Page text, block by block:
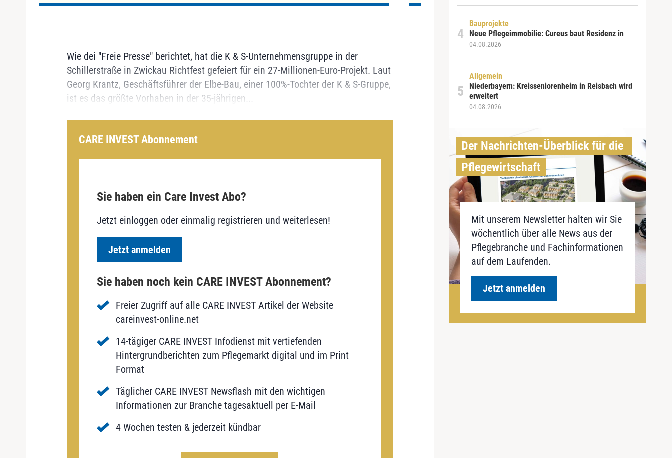
-
Wie dei "Freie Presse" berichtet, hat die K & S-Unternehmensgruppe in der
Schillerstraße in Zwickau Richtfest gefeiert für ein 27-Millionen-Euro-Projekt. Laut
Georg Krantz, Geschäftsführer der Elbe-Bau, einer 100%-Tochter der K & S-Gruppe,
ist es das größte Vorhaben in der 35-jährigen...
CARE INVEST Abonnement
Sie haben ein Care Invest Abo?
Jetzt einloggen oder einmalig registrieren und weiterlesen!
Jetzt anmelden
Sie haben noch kein CARE INVEST Abonnement?
Freier Zugriff auf alle CARE INVEST Artikel der Website
careinvest-online.net
14-tägiger CARE INVEST Infodienst mit vertiefenden
Hintergrundberichten zum Pflegemarkt digital und im Print
Format
Täglicher CARE INVEST Newsflash mit den wichtigen
Informationen zur Branche tagesaktuell per E-Mail
4 Wochen testen & jederzeit kündbar
Bauprojekte
Neue Pflegeimmobilie: Cureus baut Residenz in
04.08.2026
Allgemein
Niederbayern: Kreisseniorenheim in Reisbach wird
erweitert
04.08.2026
Der Nachrichten-Überblick für die
Pflegewirtschaft
Mit unserem Newsletter halten wir Sie
wöchentlich über alle News aus der
Pflegebranche und Fachinformationen
auf dem Laufenden.
Jetzt anmelden